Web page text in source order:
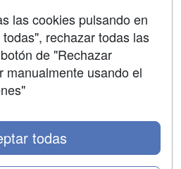
las cookies pulsando en
rechazar todas las
de "Rechazar
manualmente usando el
todas